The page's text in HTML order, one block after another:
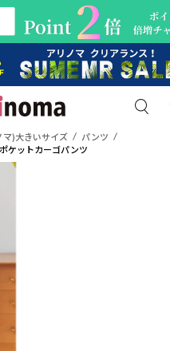
)大きいサイズ
パンツ
ケットカーゴパンツ